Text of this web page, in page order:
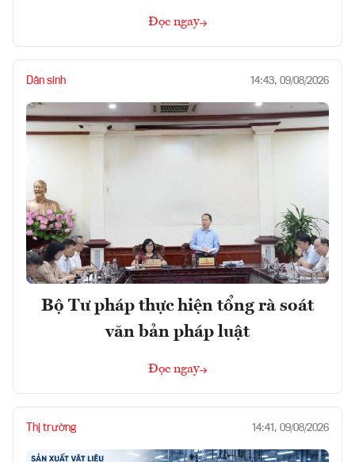
Đọc ngay
Dân sinh 14:43, 09/08/2026
Bộ Tư pháp thực hiện tổng rà soát
văn bản pháp luật
Đọc ngay
Thị trường 14:41, 09/08/2026